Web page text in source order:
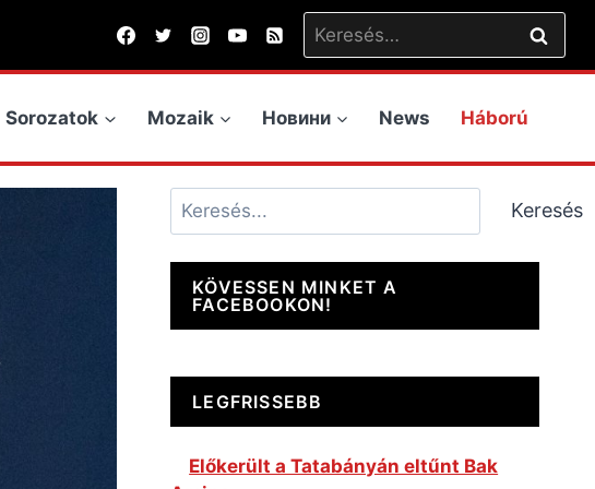
Keresés:
Sorozatok Mozaik Новини News Háború
Keresés Keresés
KÖVESSEN MINKET A
FACEBOOKON!
LEGFRISSEBB
Előkerült a Tatabányán eltűnt Bak